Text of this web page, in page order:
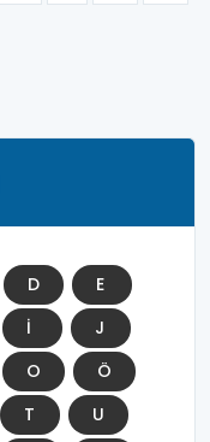
D
E
İ
J
O
Ö
T
U